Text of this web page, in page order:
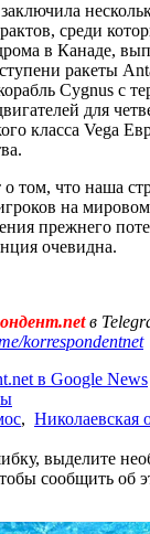
среди
в Канаде,
ракеты
корабль Cygnus с
для
класса Vega
том, что наша
на
прежнего
очевидна.
в
korrespondentnet
в Google News
, Николаевская
выделите
сообщить об